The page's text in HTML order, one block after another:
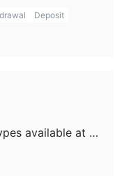
or dedicated
does hold
officially supports
modules. In
strategies
with the broker
trading. For now, I
Securities and
verification.
or bank
broker’s
laundering
the provided
Deposit
How do the different account types available at Going Securities compare to one another?